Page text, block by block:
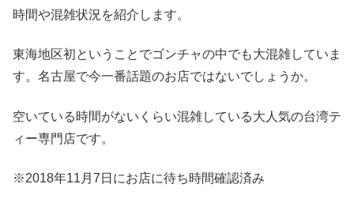
時間や混雑状況を紹介します。
東海地区初ということでゴンチャの中でも大混雑していま
す。名古屋で今一番話題のお店ではないでしょうか。
空いている時間がないくらい混雑している大人気の台湾テ
ィー専門店です。
※2018年11月7日にお店に待ち時間確認済み